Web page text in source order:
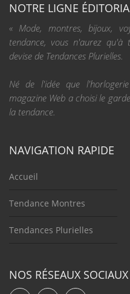
NOTRE LIGNE
« Mode, montres, bijoux,
tendance, vous n'aurez
devise de Tendances Plurielles.
Né de l'idée que
magazine Web a choisi le
la tendance.
NAVIGATION RAPIDE
Accueil
Tendance Montres
Tendances Plurielles
NOS RÉSEAUX SOCIAUX